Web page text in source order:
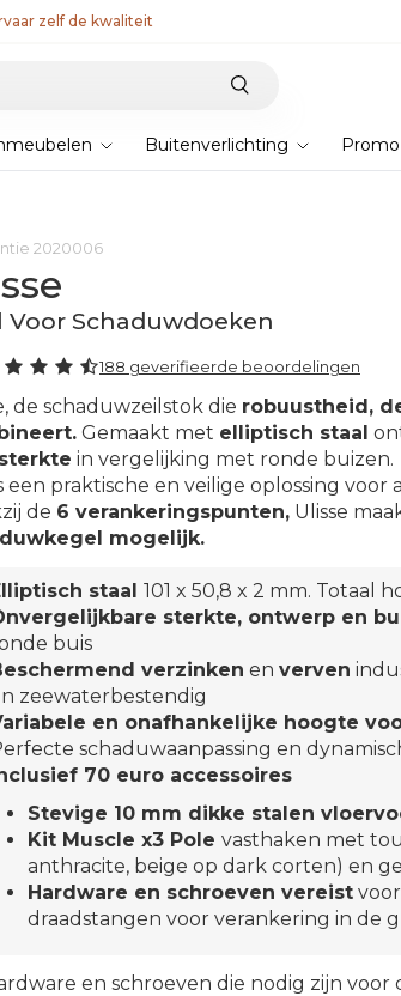
zelf de kwaliteit
Buitenverlichting Promo
2020006
Voor Schaduwdoeken
188 geverifieerde beoordelingen
de schaduwzeilstok die robuustheid,
Gemaakt met elliptisch staal
in vergelijking met ronde buizen.
een praktische en veilige oplossing voor
de 6 verankeringspunten, Ulisse
mogelijk.
staal 101 x 50,8 x 2 mm. Totaal
sterkte, ontwerp en
buis
verzinken en verven
zeewaterbestendig
en onafhankelijke hoogte
schaduwaanpassing en
70 euro accessoires
Stevige 10 mm dikke stalen
Kit Muscle x3 Pole vasthaken met
anthracite, beige op dark corten) en
Hardware en schroeven vereist
draadstangen voor verankering in de
en schroeven die nodig zijn